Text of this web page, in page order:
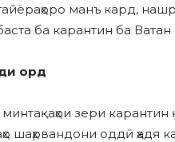
манъ кард,
ба карантин ба
орд
зери
шаҳрвандони оддӣ